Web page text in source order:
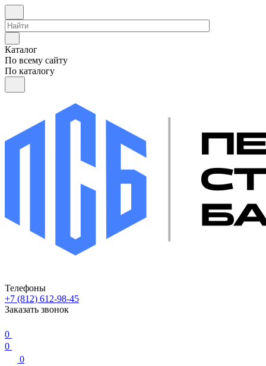
Каталог
По всему сайту
По каталогу
Телефоны
+7 (812) 612-98-45
Заказать звонок
0
0
0